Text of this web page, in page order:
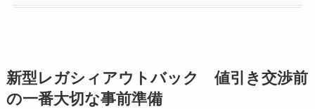
新型レガシィアウトバック
値引き交渉前
の一番大切な事前準備